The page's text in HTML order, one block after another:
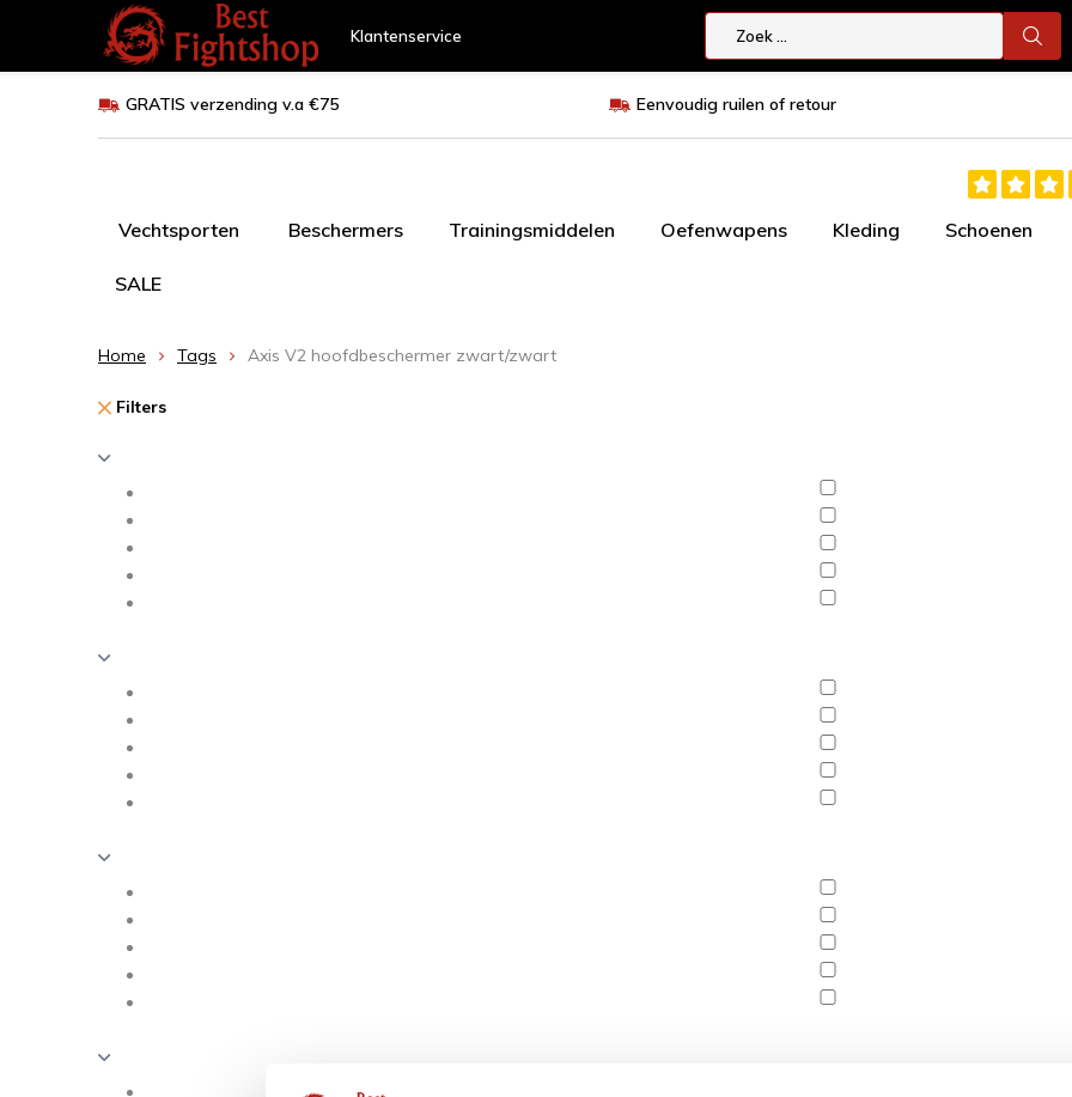
Klantenservice
GRATIS verzending v.a €75 Eenvoudig ruilen of retour
Vechtsporten Beschermers Trainingsmiddelen Oefenwapens Kleding Schoenen
SALE
Home Tags Axis V2 hoofdbeschermer zwart/zwart
Filters